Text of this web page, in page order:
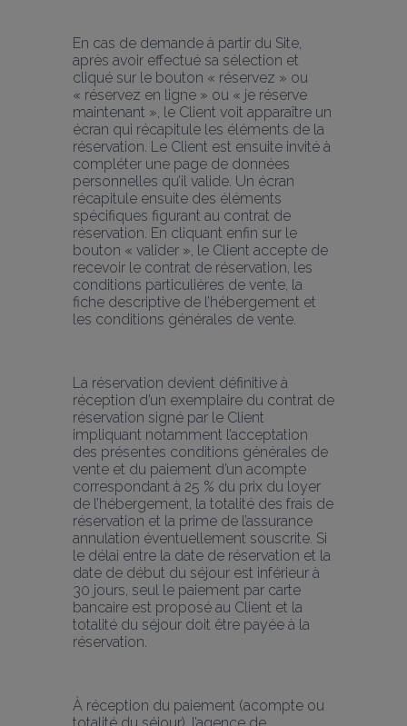
En cas de demande à partir du Site,
après avoir effectué sa sélection et
cliqué sur le bouton « réservez » ou
« réservez en ligne » ou « je réserve
maintenant », le Client voit apparaître un
écran qui récapitule les éléments de la
réservation. Le Client est ensuite invité à
compléter une page de données
personnelles qu’il valide. Un écran
récapitule ensuite des éléments
spécifiques figurant au contrat de
réservation. En cliquant enfin sur le
bouton « valider », le Client accepte de
recevoir le contrat de réservation, les
conditions particulières de vente, la
fiche descriptive de l’hébergement et
les conditions générales de vente.
La réservation devient définitive à
réception d’un exemplaire du contrat de
réservation signé par le Client
impliquant notamment l’acceptation
des présentes conditions générales de
vente et du paiement d’un acompte
correspondant à 25 % du prix du loyer
de l’hébergement, la totalité des frais de
réservation et la prime de l’assurance
annulation éventuellement souscrite. Si
le délai entre la date de réservation et la
date de début du séjour est inférieur à
30 jours, seul le paiement par carte
bancaire est proposé au Client et la
totalité du séjour doit être payée à la
réservation.
À réception du paiement (acompte ou